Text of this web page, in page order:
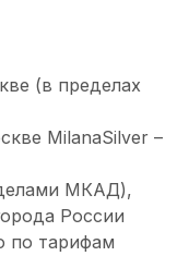
(в пределах
MilanaSilver –
МКАД),
России
по тарифам